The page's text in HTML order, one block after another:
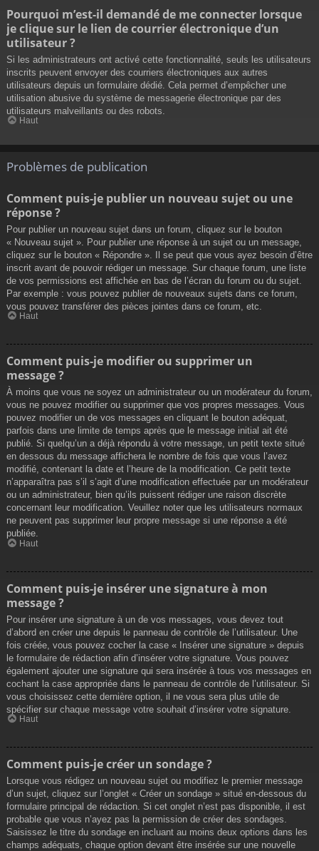
Pourquoi m’est-il demandé de me connecter lorsque
je clique sur le lien de courrier électronique d’un
utilisateur ?
Si les administrateurs ont activé cette fonctionnalité, seuls les utilisateurs
inscrits peuvent envoyer des courriers électroniques aux autres
utilisateurs depuis un formulaire dédié. Cela permet d’empêcher une
utilisation abusive du système de messagerie électronique par des
utilisateurs malveillants ou des robots.
Haut
Problèmes de publication
Comment puis-je publier un nouveau sujet ou une
réponse ?
Pour publier un nouveau sujet dans un forum, cliquez sur le bouton
« Nouveau sujet ». Pour publier une réponse à un sujet ou un message,
cliquez sur le bouton « Répondre ». Il se peut que vous ayez besoin d’être
inscrit avant de pouvoir rédiger un message. Sur chaque forum, une liste
de vos permissions est affichée en bas de l’écran du forum ou du sujet.
Par exemple : vous pouvez publier de nouveaux sujets dans ce forum,
vous pouvez transférer des pièces jointes dans ce forum, etc.
Haut
Comment puis-je modifier ou supprimer un
message ?
À moins que vous ne soyez un administrateur ou un modérateur du forum,
vous ne pouvez modifier ou supprimer que vos propres messages. Vous
pouvez modifier un de vos messages en cliquant le bouton adéquat,
parfois dans une limite de temps après que le message initial ait été
publié. Si quelqu’un a déjà répondu à votre message, un petit texte situé
en dessous du message affichera le nombre de fois que vous l’avez
modifié, contenant la date et l’heure de la modification. Ce petit texte
n’apparaîtra pas s’il s’agit d’une modification effectuée par un modérateur
ou un administrateur, bien qu’ils puissent rédiger une raison discrète
concernant leur modification. Veuillez noter que les utilisateurs normaux
ne peuvent pas supprimer leur propre message si une réponse a été
publiée.
Haut
Comment puis-je insérer une signature à mon
message ?
Pour insérer une signature à un de vos messages, vous devez tout
d’abord en créer une depuis le panneau de contrôle de l’utilisateur. Une
fois créée, vous pouvez cocher la case « Insérer une signature » depuis
le formulaire de rédaction afin d’insérer votre signature. Vous pouvez
également ajouter une signature qui sera insérée à tous vos messages en
cochant la case appropriée dans le panneau de contrôle de l’utilisateur. Si
vous choisissez cette dernière option, il ne vous sera plus utile de
spécifier sur chaque message votre souhait d’insérer votre signature.
Haut
Comment puis-je créer un sondage ?
Lorsque vous rédigez un nouveau sujet ou modifiez le premier message
d’un sujet, cliquez sur l’onglet « Créer un sondage » situé en-dessous du
formulaire principal de rédaction. Si cet onglet n’est pas disponible, il est
probable que vous n’ayez pas la permission de créer des sondages.
Saisissez le titre du sondage en incluant au moins deux options dans les
champs adéquats, chaque option devant être insérée sur une nouvelle